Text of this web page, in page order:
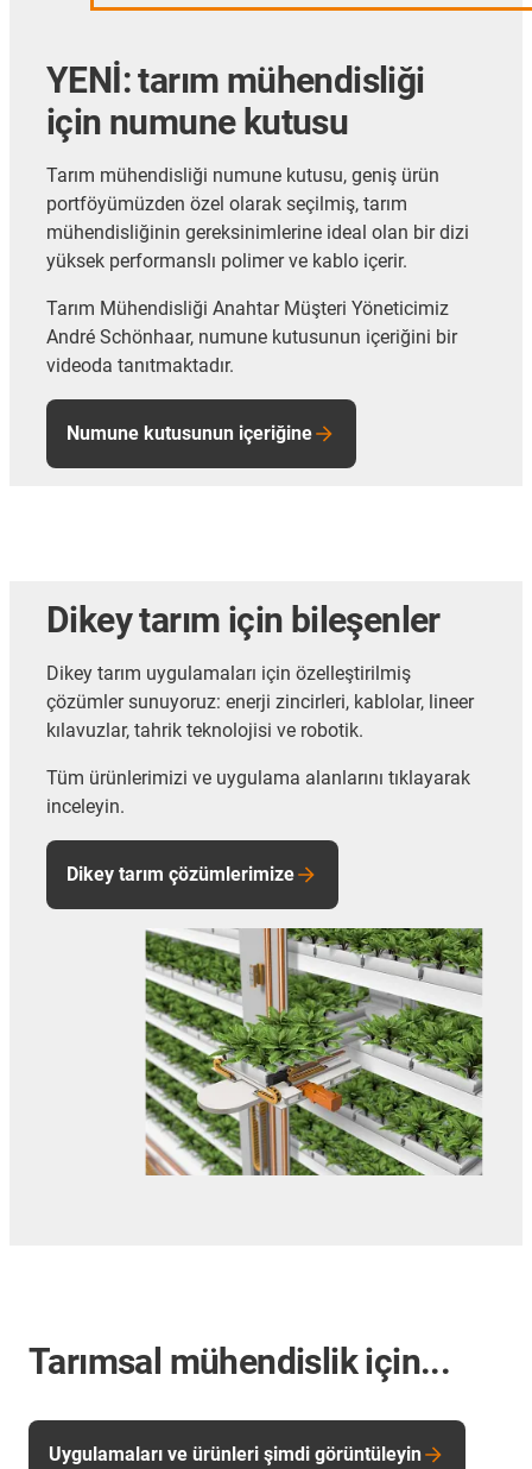
YENİ: tarım mühendisliği
için numune kutusu
Tarım mühendisliği numune kutusu, geniş ürün
portföyümüzden özel olarak seçilmiş, tarım
mühendisliğinin gereksinimlerine ideal olan bir dizi
yüksek performanslı polimer ve kablo içerir.
Tarım Mühendisliği Anahtar Müşteri Yöneticimiz
André Schönhaar, numune kutusunun içeriğini bir
videoda tanıtmaktadır.
Numune kutusunun içeriğine
Dikey tarım için bileşenler
Dikey tarım uygulamaları için özelleştirilmiş
çözümler sunuyoruz: enerji zincirleri, kablolar, lineer
kılavuzlar, tahrik teknolojisi ve robotik.
Tüm ürünlerimizi ve uygulama alanlarını tıklayarak
inceleyin.
Dikey tarım çözümlerimize
Tarımsal mühendislik için...
Uygulamaları ve ürünleri şimdi görüntüleyin